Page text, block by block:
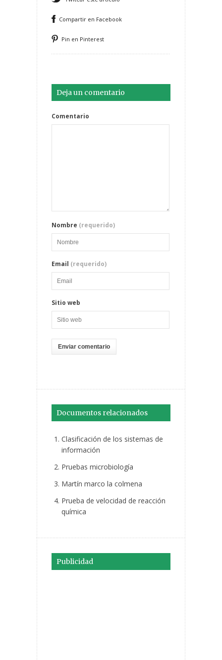
Compartir en Facebook
Pin en Pinterest
Deja un comentario
Comentario
Nombre (requerido)
Email (requerido)
Sitio web
Documentos relacionados
Clasificación de los sistemas de
información
Pruebas microbiología
Martín marco la colmena
Prueba de velocidad de reacción
química
Publicidad